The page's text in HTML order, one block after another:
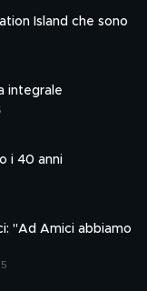
Island che sono
integrale
i 40 anni
"Ad Amici abbiamo